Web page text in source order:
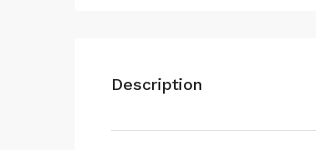
Description